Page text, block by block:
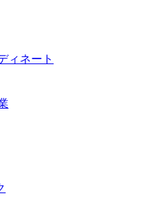
ィネート